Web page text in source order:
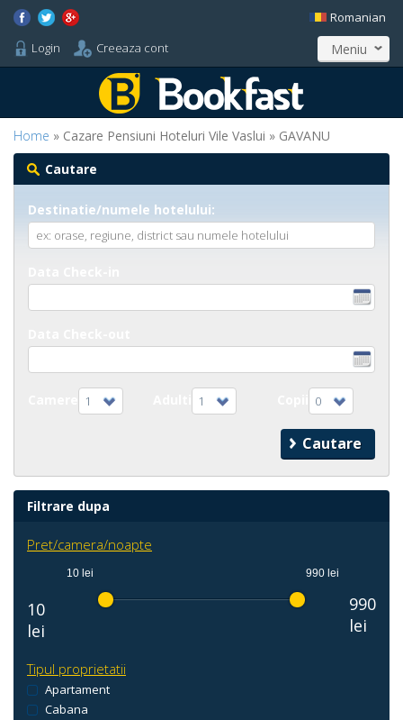
Login Creeaza cont
Romanian
Meniu
Home » Cazare Pensiuni Hoteluri Vile Vaslui » GAVANU
Cautare
Destinatie/numele hotelului:
1 1 0
Filtrare dupa
Pret/camera/noapte
10
lei
10 lei 990 lei
990
lei
Tipul proprietatii
Apartament
Cabana